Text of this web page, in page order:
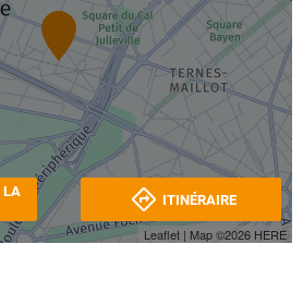
Leaflet | Map ©2026 HERE
LA
ITINÉRAIRE